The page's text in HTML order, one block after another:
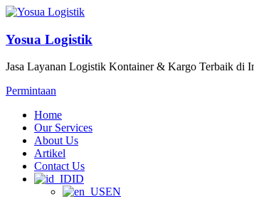
Yosua Logistik
Jasa Layanan Logistik Kontainer & Kargo Terbaik di
Permintaan
Home
Our Services
About Us
Artikel
Contact Us
ID
EN